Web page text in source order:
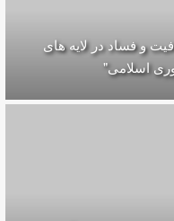
و فساد در لایه های
اسلامی"